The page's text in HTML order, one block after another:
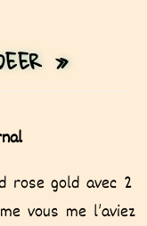
»
rose gold avec 2
vous me l’aviez